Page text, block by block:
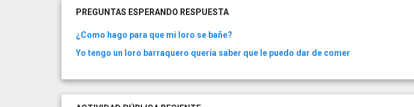
PREGUNTAS ESPERANDO RESPUESTA
¿Como hago para que mi loro se bañe?
Yo tengo un loro barraquero quería saber que le puedo dar de comer